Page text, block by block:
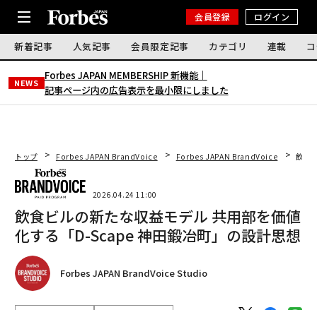
会員登録 ログイン
新着記事 人気記事 会員限定記事 カテゴリ 連載
NEWS
Forbes JAPAN MEMBERSHIP 新機能｜
記事ページ内の広告表示を最小限にしました
トップ Forbes JAPAN BrandVoice Forbes JAPAN BrandVoice 飲食
2026.04.24 11:00
飲食ビルの新たな収益モデル 共用部を価値
化する「D-Scape 神田鍛冶町」の設計思想
Forbes JAPAN BrandVoice Studio